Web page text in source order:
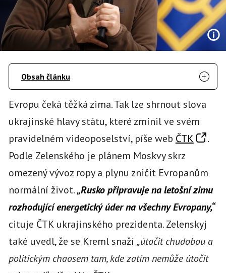
Obsah článku
Evropu čeká těžká zima. Tak lze shrnout slova
ukrajinské hlavy státu, které zmínil ve svém
pravidelném videoposelství, píše web ČTK
.
Podle Zelenského je plánem Moskvy skrz
omezený vývoz ropy a plynu zničit Evropanům
normální život.„Rusko připravuje na letošní zimu
rozhodující energetický úder na všechny Evropany,“
cituje ČTK ukrajinského prezidenta. Zelenskyj
také uvedl, že se Kreml snaží „útočit chudobou a
politickým chaosem tam, kde zatím nemůže útočit